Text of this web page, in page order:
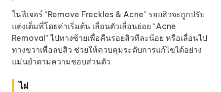
ในฟีเจอร์ “Remove Freckles & Acne” รอยสิวจะถูกปรับ
แต่งเต็มที่โดยค่าเริ่มต้น เลื่อนตัวเลื่อนย่อย “Acne
Removal” ไปทางซ้ายเพื่อคืนรอยสิวทีละน้อย หรือเลื่อนไป
ทางขวาเพื่อลบสิว ช่วยให้ควบคุมระดับการแก้ไขได้อย่าง
แม่นยำตามความชอบส่วนตัว
ไฝ